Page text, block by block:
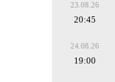
23.08.26
20:45
24.08.26
19:00